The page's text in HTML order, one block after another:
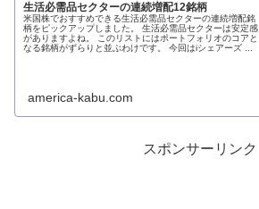
生活必需品セクターの連続増配12銘柄
米国株でおすすめできる生活必需品セクターの連続増配銘
柄をピックアップしました。 生活必需品セクターは安定感
がありますよね。 このリストにはポートフォリオのコアと
なる銘柄がずらりと並ぶわけです。 今回はiシェアーズ ...
america-kabu.com
スポンサーリンク